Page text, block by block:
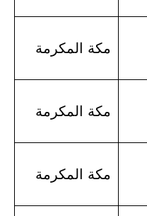
مكة المكرمة
مكة المكرمة
مكة المكرمة